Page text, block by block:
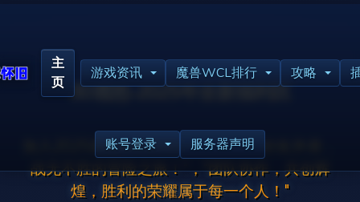
BD霜怒-2025年全新福利区
加入2025霜怒wlk80经典怀旧！"与好友并肩，
战无不胜的冒险之旅！"，"团队协作，共创辉
煌，胜利的荣耀属于每一个人！"
主
页
游戏资讯 魔兽WCL排行 攻略
账号登录 服务器声明